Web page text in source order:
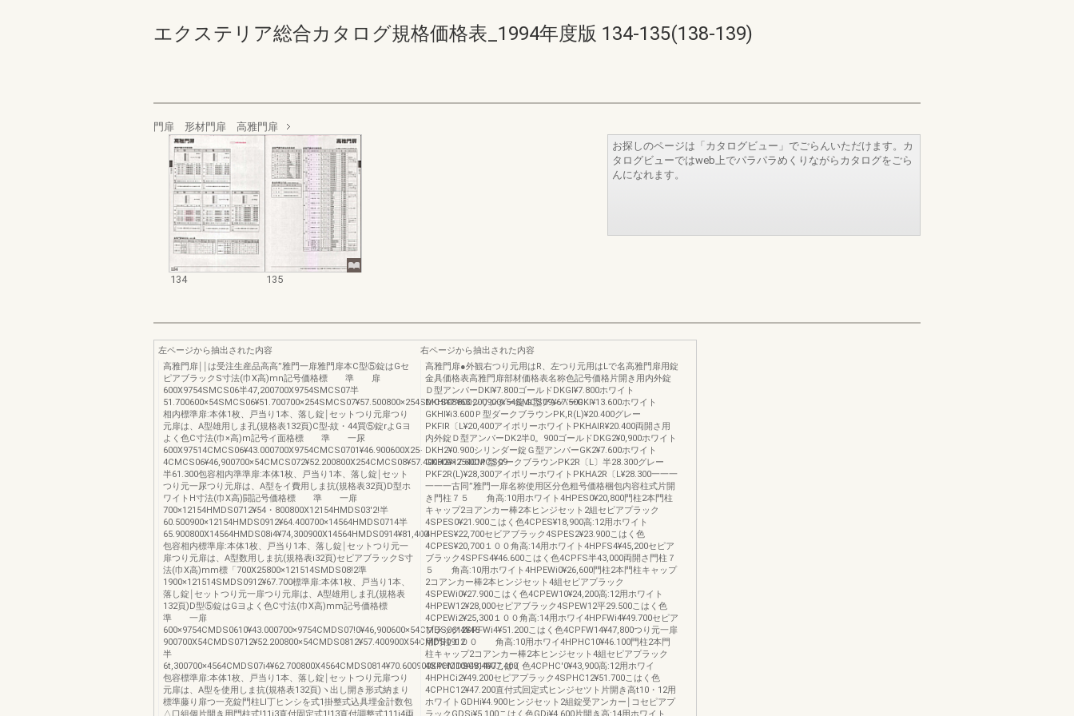
エクステリア総合カタログ規格価格表_1994年度版 134-135(138-139)
門扉 形材門扉 高雅門扉
134 135
お探しのページは「カタログビュー」でごらんいただけます。カ
タログビューではweb上でパラパラめくりながらカタログをごら
んになれます。
左ページから抽出された内容
高雅門扉￨￨は受注生産品高高”雅門一扉雅門扉本C型⑤錠はGセ
ピアブラックS寸法(巾X高)mn記号価格標 準 扉
600X9754SMCS06半47,200700X9754SMCS07半
51.700600×54SMCS06¥51.700700×254SMCS07¥57.500800×254SMCS08¥63.200900×54SMCS09¥67.500
相内標準扉:本体1枚、戸当り1本、落し錠￨セットつり元扉つり
元扉は、A型雄用しま孔(規格表132頁)C型‐紋・44買⑤錠rよGヨ
よく色C寸法(巾×高)m記号イ面格標 準 一尿
600X97514CMCS06¥43.000700X9754CMCS0701¥46.900600X25‐
4CMCS06¥46,900700×54CMCS072¥52.200800X254CMCS08¥57.400900×254CMCS09
半61.300包容相内準準扉:本体1枚、戸当り1本、落し錠￨セット
つり元一尿つり元扉は、A型をイ費用しま抗(規格表32頁)D型ホ
ワイトH寸法(巾X高)闘記号価格標 準 一扉
700×12154HMDS0712¥54・800800X12154HMDS03'2!半
60.500900×12154HMDS0912¥64.400700×14564HMDS0714半
65.900800X14564HMDS08i4¥74,300900X14564HMDS0914¥81,400
包容相内標準扉:本体1枚、戸当り1本、落し錠￨セットつり元一
扉つり元扉は、A型数用しま抗(規格表i32頁)セピアブラックS寸
法(巾X高)mm標「700X25800×121514SMDS08!2準
1900×121514SMDS0912¥67.700標準扉:本体1枚、戸当り1本、
落し錠￨セットつり元一扉つり元扉は、A型雄用しま孔(規格表
132頁)D型⑤錠はGヨよく色C寸法(巾X高)mm記号価格標
準 一扉
600×9754CMDS0610¥43.000700×9754CMDS07!0¥46,900600×54CMDS0612¥46・
900700X54CMDS0712¥52.200800×54CMDS0812¥57.400900X54CMDS0912
半
6t,300700×4564CMDS07i4¥62.700800X4564CMDS0814¥70.600900X4CMDS0914¥77,400
包容標準扉:本体1枚、戸当り1本、落し錠￨セットつり元扉つり
元扉は、A型を使用しま抗(規格表132頁)ヽ出し開き形式納まり
標準藤り扉つ一充錠門柱Ll丁ヒンシを式1掛整式込具埋金計数包
右ページから抽出された内容
高雅門扉●外観右つり元用はR、左つり元用はLで名高雅門扉用錠
金具価格表高雅門扉部材価格表名称色記号価格片開き用内外錠
Ｄ型アンパーDKl¥7.800ゴールドDKGl¥7.800ホワイト
DKHl¥7.800シリンダー錠Ｇ型アンバーGKl¥13.600ホワイト
GKHl¥i3.600Ｐ型ダークブラウンPK,R(L)¥20.400グレー
PKFlR〔L¥20,400アイポリーホワイトPKHAlR¥20.400両開さ用
内外錠Ｄ型アンバーDK2半0。900ゴールドDKG2¥0,900ホワイト
DKH2¥0.900シリンダー錠Ｇ型アンバーGK2¥7.600ホワイト
GKH2¥17.600Ｐ型ダークブラウンPK2R〔L〕半28.300グレー
PKF2R(L)¥28,300アイポリーホワイトPKHA2R〔L¥28.300一一一
一一一古同”雅門一扉名称使用区分色粗号価格梱包内容柱式片開
き門柱７５ 角高:10用ホワイト4HPES0¥20,800門柱2本門柱
キャップ2ヨアンカー棒2本ヒンジセット2組セピアプラック
4SPES0¥21.900こはく色4CPES¥18,900高:12用ホワイト
4HPES¥22,700セビアブラック4SPES2¥23.900こはく色
4CPES¥20,700１００角高:14用ホワイト4HPFS4¥45,200セピア
ブラック4SPFS4¥46.600こはく色4CPFS半43,000両開さ門柱７
５ 角高:10用ホワイト4HPEWi0¥26,600門柱2本門柱キャップ
2コアンカー棒2本ヒンジセット4組セピアプラック
4SPEWi0¥27.900こはく色4CPEW10¥24,200高:12用ホワイト
4HPEW12¥28,000セピアブラック4SPEW12平29.500こはく色
4CPEWi2¥25,300１００角高:14用ホワイ4HPFWi4¥49.700セピア
プラック4SPFWi4¥51.200こはく色4CPFW14¥47,800つり元一扉
用門柱１００ 角高:10用ホワイ4HPHC10¥46.100門柱2本門
柱キャップ2コアンカー棒2本ヒンジセット4組セピアプラック
4SPHC10¥48,400こはく色4CPHC'0¥43,900高:12用ホワイ
4HPHCi2¥49.200セピアプラック4SPHC12¥51.700こはく色
4CPHC12¥47.200直付式回定式ヒンジセツト片開き高t10・12用
ホワイトGDHi¥4.900ヒンジセット2組錠受アンカー￨コセピアプ